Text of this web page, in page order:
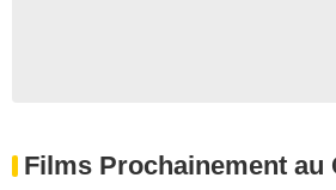
Films Prochainement au